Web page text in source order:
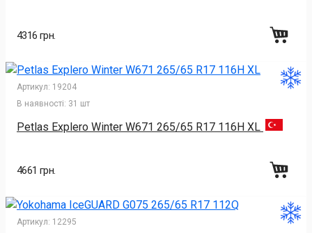
4316 грн.
Артикул: 19204
В наявності: 31 шт
Petlas Explero Winter W671 265/65 R17 116H XL
4661 грн.
Артикул: 12295